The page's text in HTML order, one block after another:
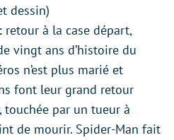
dessin)
retour à la case départ,
vingt ans d’histoire du
n’est plus marié et
font leur grand retour
touchée par un tueur à
de mourir. Spider-Man fait